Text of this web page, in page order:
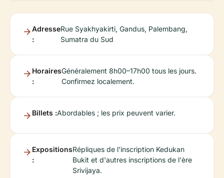
Adresse
:
Rue Syakhyakirti, Gandus, Palembang,
Sumatra du Sud
Horaires
:
Généralement 8h00–17h00 tous les jours.
Confirmez localement.
Billets :Abordables ; les prix peuvent varier.
Expositions
:
Répliques de l'inscription Kedukan
Bukit et d'autres inscriptions de l'ère
Srivijaya.